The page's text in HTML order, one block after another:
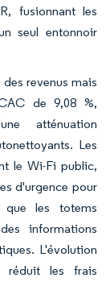
fusionnant les
seul entonnoir
revenus mais
de 9,08 %,
atténuation
Les
le Wi-Fi public,
d'urgence pour
que les totems
informations
L'évolution
réduit les frais